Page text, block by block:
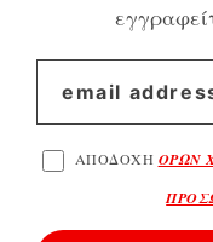
ΑΠΟΔΟΧΗ ΟΡΩΝ